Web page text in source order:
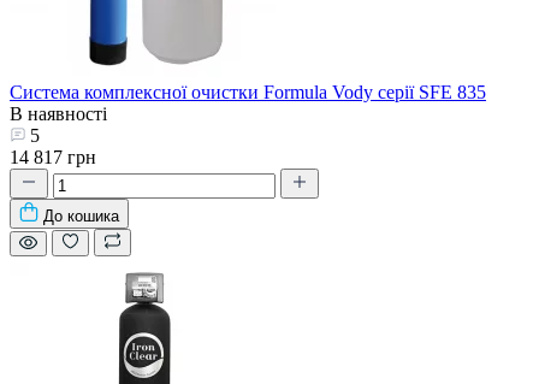
Система комплексної очистки Formula Vody серії SFE 835
В наявності
5
14 817 грн
До кошика